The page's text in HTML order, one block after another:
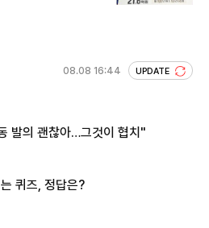
08.08 16:44 UPDATE
발의 괜찮아…그것이 협치"
퀴즈, 정답은?